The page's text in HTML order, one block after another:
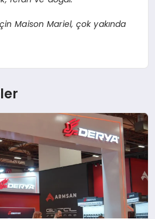
in Maison Mariel,çok yakında